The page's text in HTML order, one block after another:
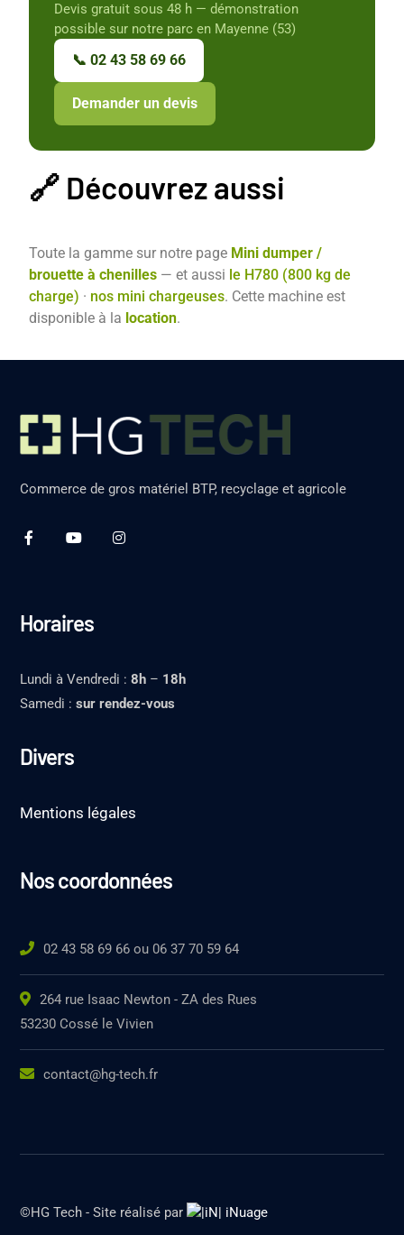
Devis gratuit sous 48 h — démonstration
possible sur notre parc en Mayenne (53)
📞 02 43 58 69 66
Demander un devis
🔗 Découvrez aussi
Toute la gamme sur notre page Mini dumper /
brouette à chenilles — et aussi le H780 (800 kg de
charge) · nos mini chargeuses. Cette machine est
disponible à la location.
Commerce de gros matériel BTP, recyclage et agricole
Horaires
Lundi à Vendredi :8h – 18h
Samedi :sur rendez-vous
Divers
Mentions légales
Nos coordonnées
02 43 58 69 66 ou 06 37 70 59 64
264 rue Isaac Newton - ZA des Rues
53230 Cossé le Vivien
contact@hg-tech.fr
©HG Tech - Site réalisé par iNuage